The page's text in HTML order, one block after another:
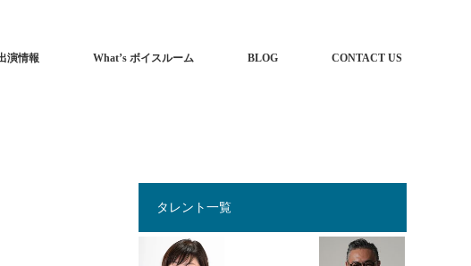
演情報 What’s ボイスルーム BLOG CONTACT US
タレント一覧